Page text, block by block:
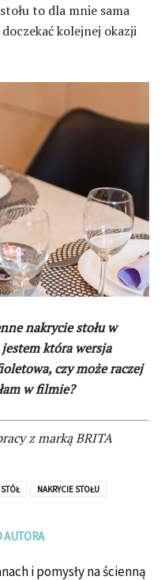
to dla mnie sama
kolejnej okazji
nakrycie stołu w
która wersja
czy może raczej
w filmie?
z marką BRITA
NAKRYCIE STOŁU
AUTORA
i pomysły na ścienną